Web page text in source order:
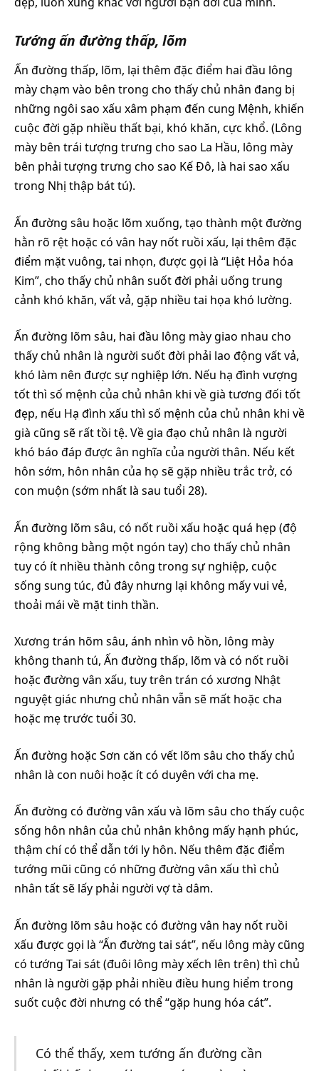
Tướng ấn đường thấp, lõm
Ấn đường thấp, lõm, lại thêm đặc điểm hai đầu lông
mày chạm vào bên trong cho thấy chủ nhân đang bị
những ngôi sao xấu xâm phạm đến cung Mệnh, khiến
cuộc đời gặp nhiều thất bại, khó khăn, cực khổ. (Lông
mày bên trái tượng trưng cho sao La Hầu, lông mày
bên phải tượng trưng cho sao Kế Đô, là hai sao xấu
trong Nhị thập bát tú).
Ấn đường sâu hoặc lõm xuống, tạo thành một đường
hằn rõ rệt hoặc có vân hay nốt ruồi xấu, lại thêm đặc
điểm mặt vuông, tai nhọn, được gọi là “Liệt Hỏa hóa
Kim”, cho thấy chủ nhân suốt đời phải uống trung
cảnh khó khăn, vất vả, gặp nhiều tai họa khó lường.
Ấn đường lõm sâu, hai đầu lông mày giao nhau cho
thấy chủ nhân là người suốt đời phải lao động vất vả,
khó làm nên được sự nghiệp lớn. Nếu hạ đình vượng
tốt thì số mệnh của chủ nhân khi về già tương đối tốt
đẹp, nếu Hạ đình xấu thì số mệnh của chủ nhân khi về
già cũng sẽ rất tồi tệ. Về gia đạo chủ nhân là người
khó báo đáp được ân nghĩa của người thân. Nếu kết
hôn sớm, hôn nhân của họ sẽ gặp nhiều trắc trở, có
con muộn (sớm nhất là sau tuổi 28).
Ấn đường lõm sâu, có nốt ruồi xấu hoặc quá hẹp (độ
rộng không bằng một ngón tay) cho thấy chủ nhân
tuy có ít nhiều thành công trong sự nghiệp, cuộc
sống sung túc, đủ đây nhưng lại không mấy vui vẻ,
thoải mái về mặt tinh thần.
Xương trán hõm sâu, ánh nhìn vô hồn, lông mày
không thanh tú, Ấn đường thấp, lõm và có nốt ruồi
hoặc đường vân xấu, tuy trên trán có xương Nhật
nguyệt giác nhưng chủ nhân vẫn sẽ mất hoặc cha
hoặc mẹ trước tuổi 30.
Ấn đường hoặc Sơn căn có vết lõm sâu cho thấy chủ
nhân là con nuôi hoặc ít có duyên với cha mẹ.
Ấn đường có đường vân xấu và lõm sâu cho thấy cuộc
sống hôn nhân của chủ nhân không mấy hạnh phúc,
thậm chí có thể dẫn tới ly hôn. Nếu thêm đặc điểm
tướng mũi cũng có những đường vân xấu thì chủ
nhân tất sẽ lấy phải người vợ tà dâm.
Ấn đường lõm sâu hoặc có đường vân hay nốt ruồi
xấu được gọi là “Ấn đường tai sát”, nếu lông mày cũng
có tướng Tai sát (đuôi lông mày xếch lên trên) thì chủ
nhân là người gặp phải nhiều điều hung hiểm trong
suốt cuộc đời nhưng có thể “gặp hung hóa cát”.
Có thể thấy, xem tướng ấn đường cần